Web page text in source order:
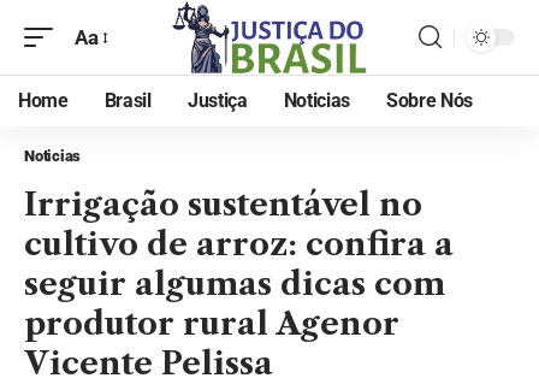
Aa
Home Brasil Justiça Noticias Sobre Nós
Noticias
Irrigação sustentável no
cultivo de arroz: confira a
seguir algumas dicas com
produtor rural Agenor
Vicente Pelissa